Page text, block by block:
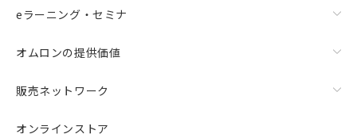
eラーニング・セミナ
オムロンの提供価値
販売ネットワーク
オンラインストア